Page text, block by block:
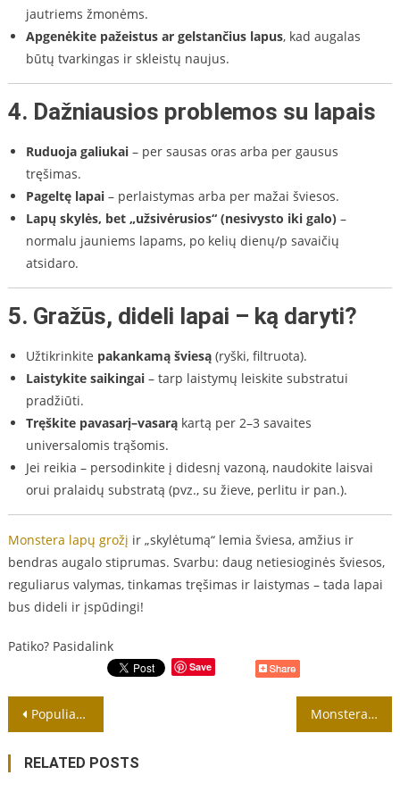
jautriems žmonėms.
Apgenėkite pažeistus ar gelstančius lapus, kad augalas
būtų tvarkingas ir skleistų naujus.
4. Dažniausios problemos su lapais
Ruduoja galiukai– per sausas oras arba per gausus
tręšimas.
Pageltę lapai– perlaistymas arba per mažai šviesos.
Lapų skylės, bet „užsivėrusios“ (nesivysto iki galo)–
normalu jauniems lapams, po kelių dienų/p savaičių
atsidaro.
5. Gražūs, dideli lapai – ką daryti?
Užtikrinkite pakankamą šviesą(ryški, filtruota).
Laistykite saikingai– tarp laistymų leiskite substratui
pradžiūti.
Tręškite pavasarį–vasarąkartą per 2–3 savaites
universalomis trąšomis.
Jei reikia – persodinkite į didesnį vazoną, naudokite laisvai
orui pralaidų substratą (pvz., su žieve, perlitu ir pan.).
Monstera lapų grožį ir „skylėtumą“ lemia šviesa, amžius ir
bendras augalo stiprumas. Svarbu: daug netiesioginės šviesos,
reguliarus valymas, tinkamas tręšimas ir laistymas – tada lapai
bus dideli ir įspūdingi!
Patiko? Pasidalink
Save
Navigacija
tarp
įrašų
Populiariausios naminės gėlės Monstera dauginimas yra paprastas net pradedančiajam
RELATED POSTS